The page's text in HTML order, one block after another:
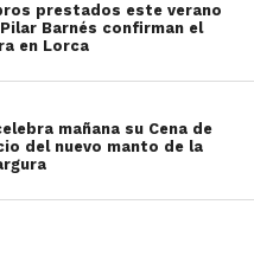
prestados este verano
Barnés confirman el
en Lorca
mañana su Cena de
del nuevo manto de la